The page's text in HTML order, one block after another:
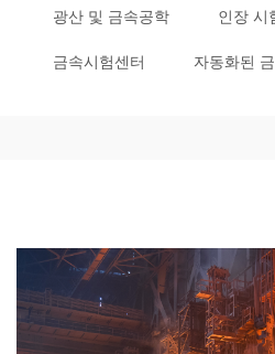
광산 및 금속공학 인장 시
금속시험센터 자동화된